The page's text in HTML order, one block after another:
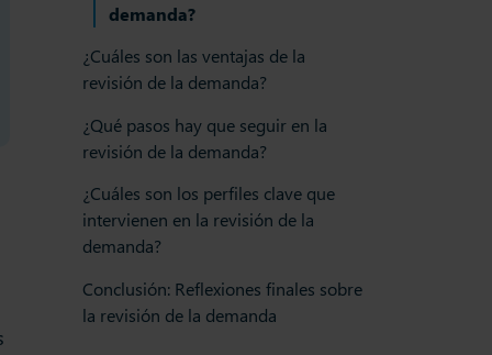
demanda?
¿Cuáles son las ventajas de la
revisión de la demanda?
¿Qué pasos hay que seguir en la
revisión de la demanda?
¿Cuáles son los perfiles clave que
intervienen en la revisión de la
demanda?
Conclusión: Reflexiones finales sobre
la revisión de la demanda